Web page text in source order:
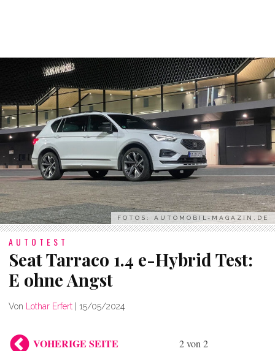
FOTOS: AUTOMOBIL-MAGAZIN.DE
AUTOTEST
Seat Tarraco 1.4 e-Hybrid Test:
E ohne Angst
Von Lothar Erfert | 15/05/2024
VOHERIGE SEITE 2 von 2